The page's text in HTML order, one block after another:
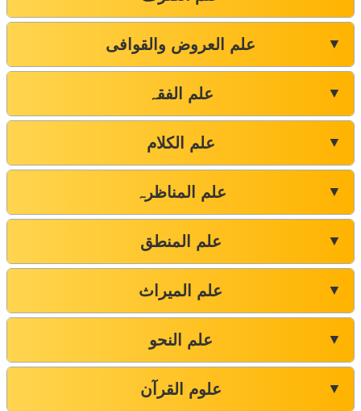
علم العروض والقوافی ▼
علم الفقہ ▼
علم الکلام ▼
علم المناظرہ ▼
علم المنطق ▼
علم المیراث ▼
علم النحو ▼
علوم القرآن ▼